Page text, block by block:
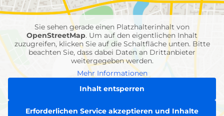
Einheiten
Sie sehen gerade einen Platzhalterinhalt von
OpenStreetMap. Um auf den eigentlichen Inhalt
zuzugreifen, klicken Sie auf die Schaltfläche unten. Bitte
beachten Sie, dass dabei Daten an Drittanbieter
weitergegeben werden.
Mehr Informationen
Inhalt entsperren
Erforderlichen Service akzeptieren und Inhalte